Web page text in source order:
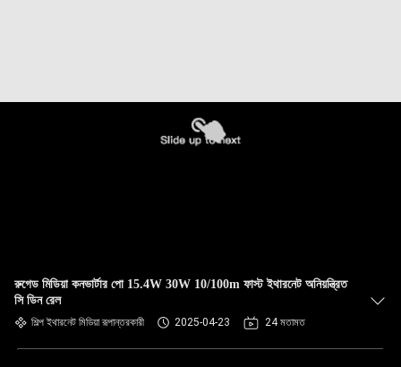
রুগেড মিডিয়া কনভার্টার পো 15.4W 30W 10/100m ফাস্ট ইথারনেট অনিয়ন্ত্রিত
সি ডিন রেল
শিল্প ইথারনেট মিডিয়া রূপান্তরকারী 2025-04-23 24 মতামত